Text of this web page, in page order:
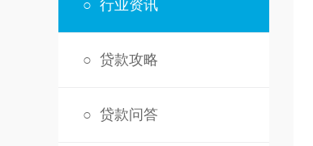
○ 行业资讯
○ 贷款攻略
○ 贷款问答